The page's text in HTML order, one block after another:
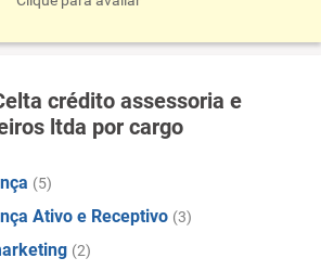
crédito assessoria e
ltda por cargo
(5)
Ativo e Receptivo (3)
(2)